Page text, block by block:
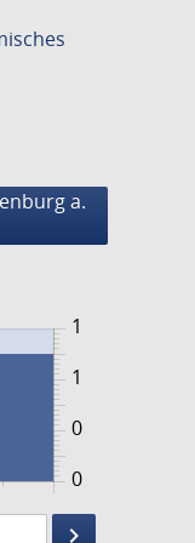
a.
0
1
0
1
1439
keyboard_arrow_right